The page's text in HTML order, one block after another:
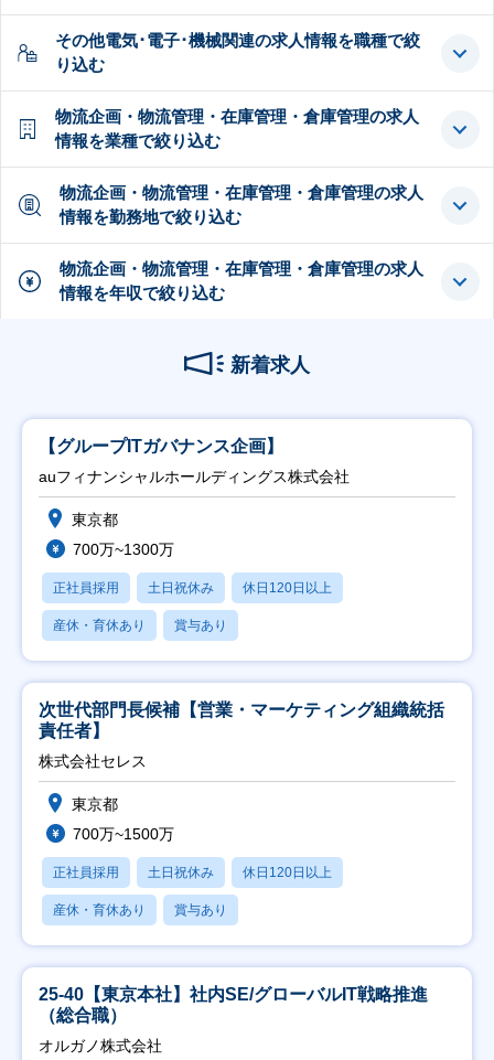
その他電気･電子･機械関連の求人情報を職種で絞
り込む
物流企画・物流管理・在庫管理・倉庫管理の求人
情報を業種で絞り込む
物流企画・物流管理・在庫管理・倉庫管理の求人
情報を勤務地で絞り込む
物流企画・物流管理・在庫管理・倉庫管理の求人
情報を年収で絞り込む
新着求人
【グループITガバナンス企画】
auフィナンシャルホールディングス株式会社
東京都
700万~1300万
正社員採用 土日祝休み 休日120日以上
産休・育休あり 賞与あり
次世代部門長候補【営業・マーケティング組織統括
責任者】
株式会社セレス
東京都
700万~1500万
正社員採用 土日祝休み 休日120日以上
産休・育休あり 賞与あり
25-40【東京本社】社内SE/グローバルIT戦略推進
（総合職）
オルガノ株式会社